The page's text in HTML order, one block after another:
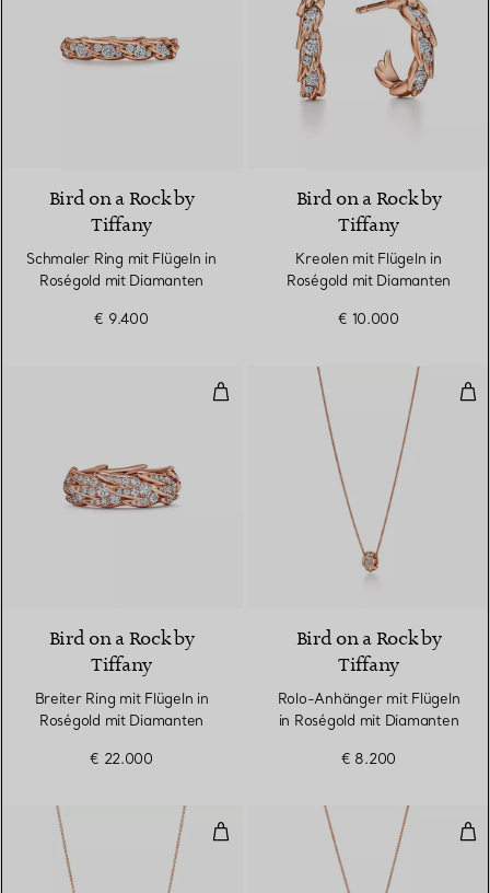
Bird on a Rock by
Tiffany
Schmaler Ring mit Flügeln in
Roségold mit Diamanten
€ 9.400
Bird on a Rock by
Tiffany
Kreolen mit Flügeln in
Roségold mit Diamanten
€ 10.000
Breiter Ring mit Flügeln in
2 Materialien
Bird on a Rock by
Tiffany
Breiter Ring mit Flügeln in
Roségold mit Diamanten
€ 22.000
Bird on a Rock by
Tiffany
Rolo-Anhänger mit Flügeln
in Roségold mit Diamanten
€ 8.200
Kleiner Anhänger in Roségold